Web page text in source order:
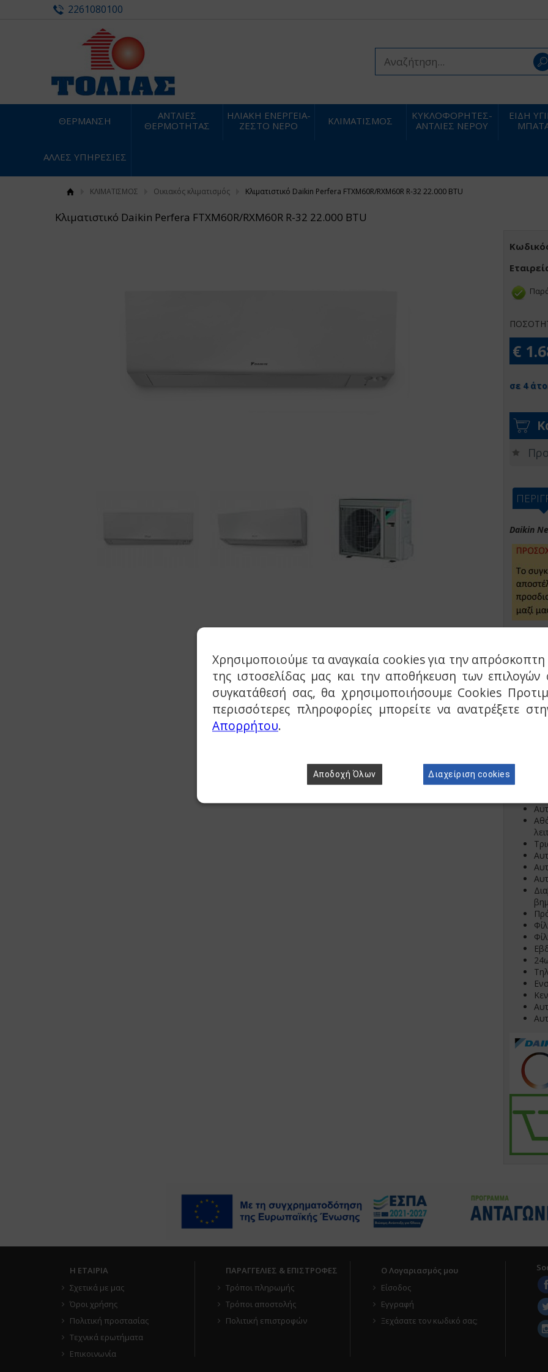
2261080100
ΘΕΡΜΑΝΣΗ
ΑΝΤΛΙΕΣ
ΘΕΡΜΟΤΗΤΑΣ
ΗΛΙΑΚΗ ΕΝΕΡΓΕΙΑ-
ΖΕΣΤΟ ΝΕΡΟ
ΚΛΙΜΑΤΙΣΜΟΣ
ΚΥΚΛΟΦΟΡΗΤΕΣ-
ΑΝΤΛΙΕΣ ΝΕΡΟΥ
ΕΙΔΗ
ΑΛΛΕΣ ΥΠΗΡΕΣΙΕΣ
ΚΛΙΜΑΤΙΣΜΟΣ Οικιακός κλιματισμός Κλιματιστικό Daikin Perfera FTXM60R/RXM60R R-32 22.000 BTU
Κλιματιστικό Daikin Perfera FTXM60R/RXM60R R-32 22.000 BTU
€
σε 4
Daikin
Η ΕΤΑΙΡΙΑ
Σχετικά με μας
Όροι χρήσης
Πολιτική προστασίας
Τεχνικά ερωτήματα
Επικοινωνία
ΠΑΡΑΓΓΕΛΙΕΣ & ΕΠΙΣΤΡΟΦΕΣ
Τρόποι πληρωμής
Τρόποι αποστολής
Πολιτική επιστροφών
Ο Λογαριασμός μου
Είσοδος
Εγγραφή
Ξεχάσατε τον κωδικό σας;
Χρησιμοποιούμε τα αναγκαία cookies για την απρόσκοπτη
της ιστοσελίδας μας και την αποθήκευση των
συγκατάθεσή σας, θα χρησιμοποιήσουμε Cookies
περισσότερες πληροφορίες μπορείτε να ανατρέξετε
Απορρήτου.
Αποδοχή Όλων Διαχείριση cookies